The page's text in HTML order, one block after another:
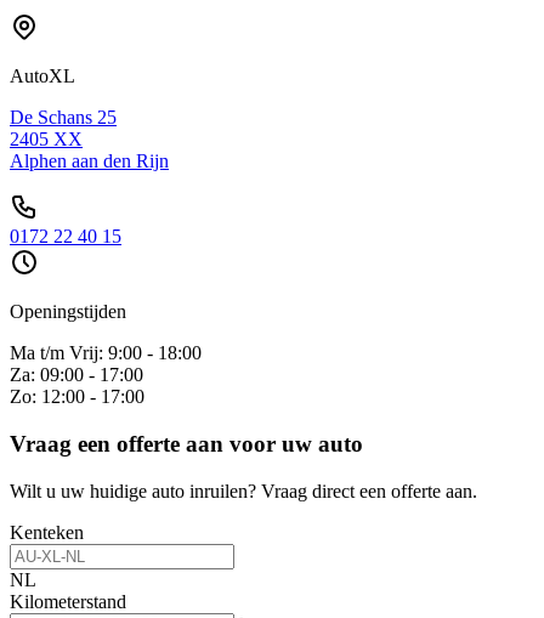
AutoXL
De Schans 25
2405 XX
Alphen aan den Rijn
0172 22 40 15
Openingstijden
Ma t/m Vrij: 9:00 - 18:00
Za: 09:00 - 17:00
Zo: 12:00 - 17:00
Vraag een offerte aan voor uw auto
Wilt u uw huidige auto inruilen? Vraag direct een offerte aan.
Kenteken
NL
Kilometerstand